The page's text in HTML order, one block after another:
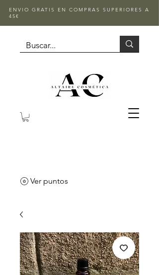
ENVIO GRATIS EN COMPRAS SUPERIORES A
45€
Ver puntos